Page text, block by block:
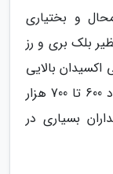
و بختیاری
بلک بری و رز
اکسیدان بالایی
برخوردار هستند و و معمولا با قیمتی حدود 600 تا 700 هزار
بسیاری در